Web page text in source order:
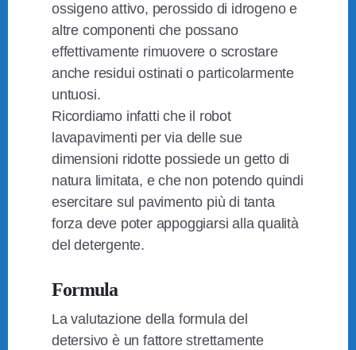
ossigeno attivo, perossido di idrogeno e
altre componenti che possano
effettivamente rimuovere o scrostare
anche residui ostinati o particolarmente
untuosi.
Ricordiamo infatti che il robot
lavapavimenti per via delle sue
dimensioni ridotte possiede un getto di
natura limitata, e che non potendo quindi
esercitare sul pavimento più di tanta
forza deve poter appoggiarsi alla qualità
del detergente.
Formula
La valutazione della formula del
detersivo è un fattore strettamente